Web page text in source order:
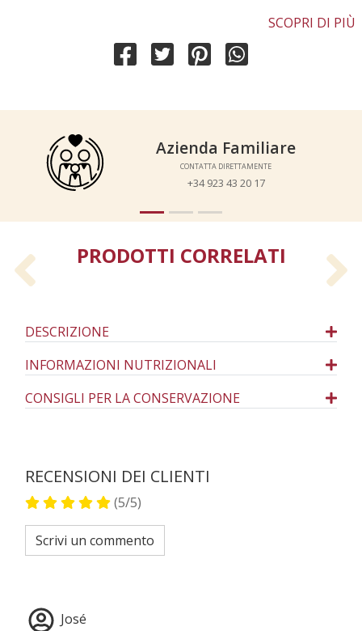
SCOPRI DI PIÙ
Azienda Familiare
CONTATTA DIRETTAMENTE
+34 923 43 20 17
Azienda Familiare
CONTATTA DIRETTAMENTE
+34 923 43 20 17
PRODOTTI CORRELATI
Previous
DESCRIZIONE
INFORMAZIONI NUTRIZIONALI
CONSIGLI PER LA CONSERVAZIONE
RECENSIONI DEI CLIENTI
(5/5)
Scrivi un commento
José